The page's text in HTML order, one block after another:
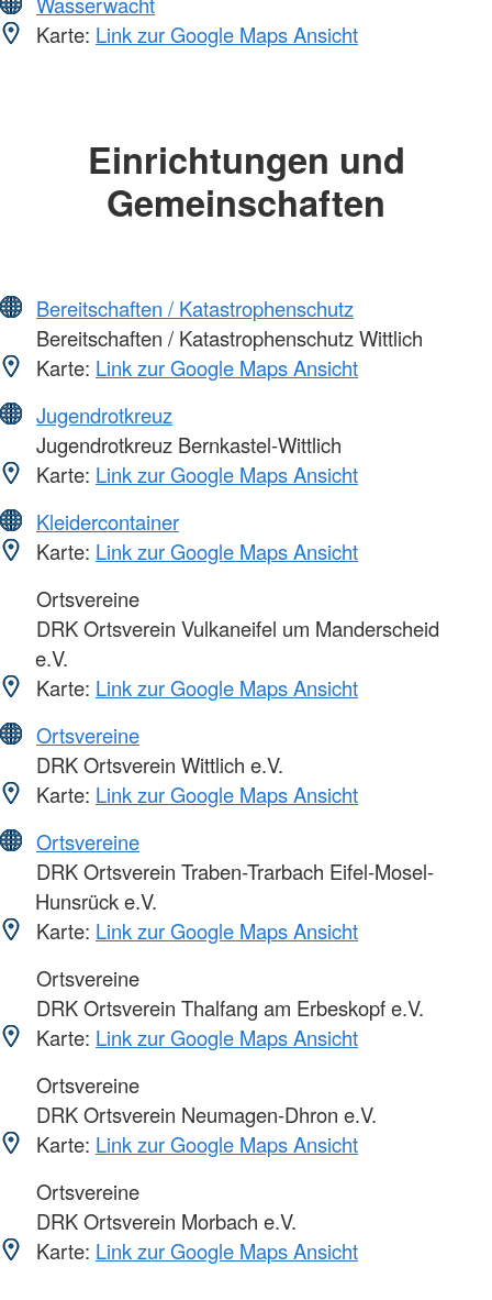
Karte: Link zur Google Maps Ansicht
Einrichtungen und
Gemeinschaften
Bereitschaften / Katastrophenschutz
Bereitschaften / Katastrophenschutz Wittlich
Karte: Link zur Google Maps Ansicht
Jugendrotkreuz
Jugendrotkreuz Bernkastel-Wittlich
Karte: Link zur Google Maps Ansicht
Kleidercontainer
Karte: Link zur Google Maps Ansicht
Ortsvereine
DRK Ortsverein Vulkaneifel um Manderscheid
e.V.
Karte: Link zur Google Maps Ansicht
Ortsvereine
DRK Ortsverein Wittlich e.V.
Karte: Link zur Google Maps Ansicht
Ortsvereine
DRK Ortsverein Traben-Trarbach Eifel-Mosel-
Hunsrück e.V.
Karte: Link zur Google Maps Ansicht
Ortsvereine
DRK Ortsverein Thalfang am Erbeskopf e.V.
Karte: Link zur Google Maps Ansicht
Ortsvereine
DRK Ortsverein Neumagen-Dhron e.V.
Karte: Link zur Google Maps Ansicht
Ortsvereine
DRK Ortsverein Morbach e.V.
Karte: Link zur Google Maps Ansicht